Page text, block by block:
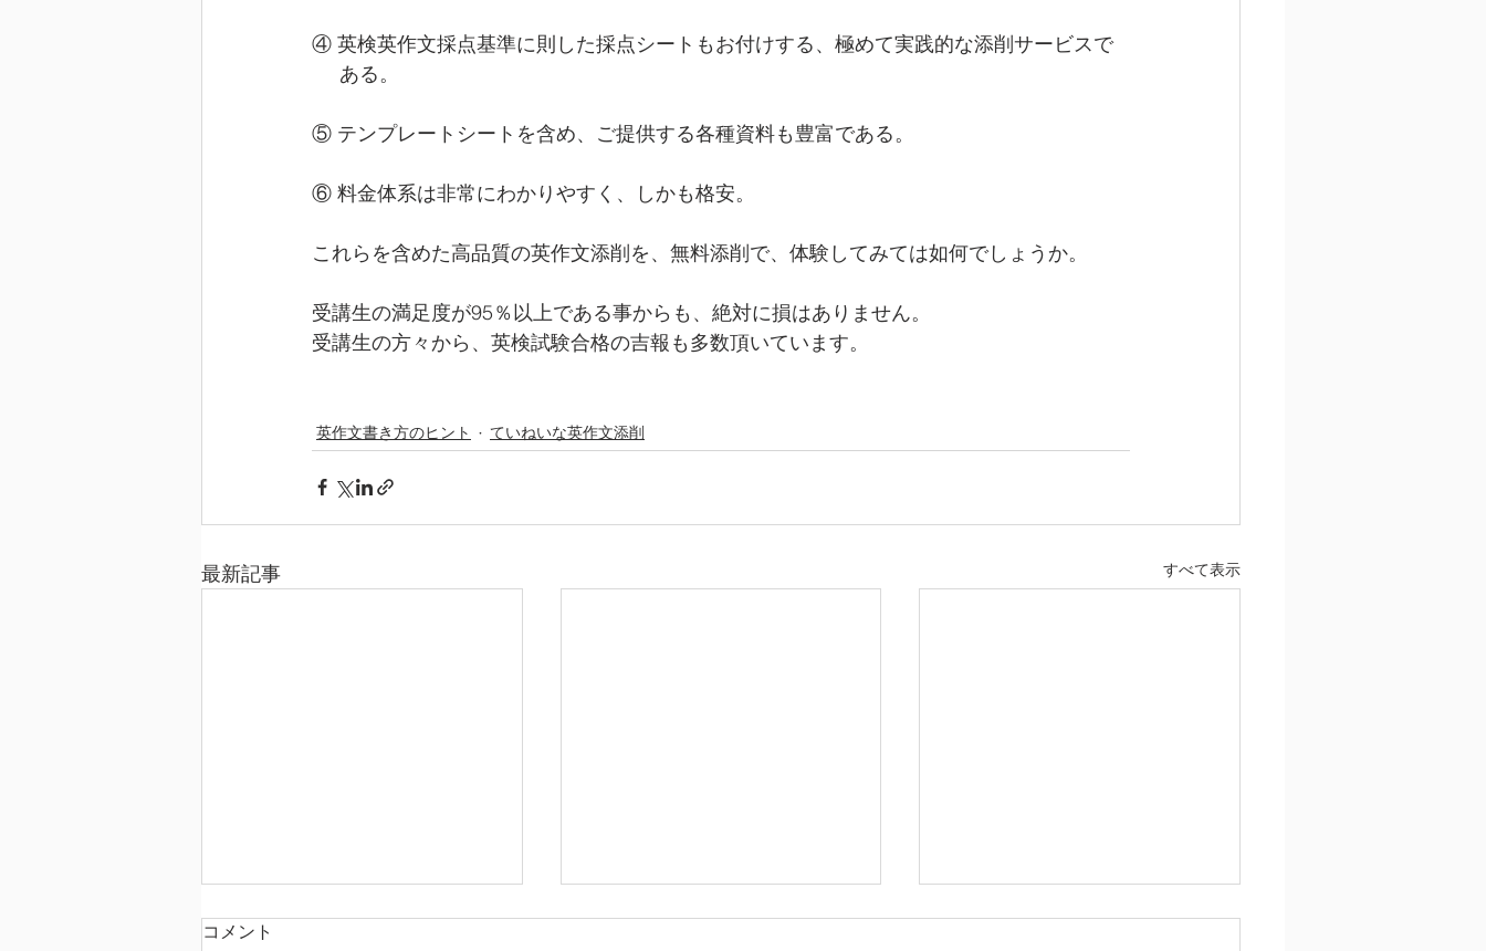
④ 英検英作文採点基準に則した採点シートもお付けする、極めて実践的な添削サービスで
ある。
⑤ テンプレートシートを含め、ご提供する各種資料も豊富である。
⑥ 料金体系は非常にわかりやすく、しかも格安。
これらを含めた高品質の英作文添削を、無料添削で、体験してみては如何でしょうか。
受講生の満足度が95％以上である事からも、絶対に損はありません。
受講生の方々から、英検試験合格の吉報も多数頂いています。
英作文書き方のヒント ていねいな英作文添削
最新記事 すべて表示
コメント